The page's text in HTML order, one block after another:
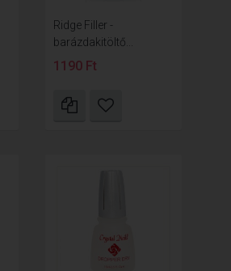
Ridge Filler -
barázdakitöltő...
1190 Ft